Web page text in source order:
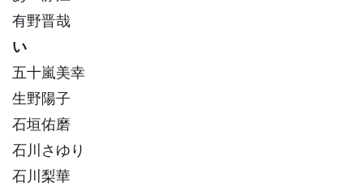
有野晋哉
い
五十嵐美幸
生野陽子
石垣佑磨
石川さゆり
石川梨華